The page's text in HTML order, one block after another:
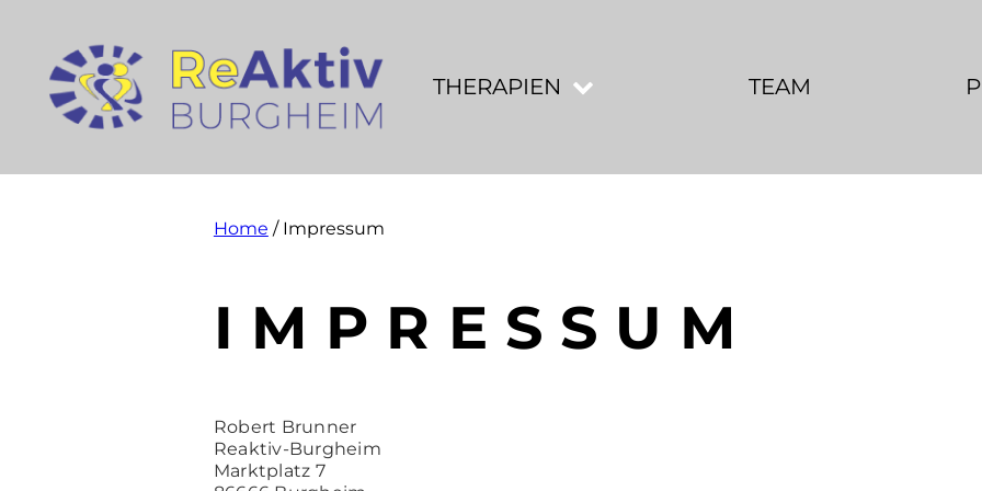
THERAPIEN TEAM
Home / Impressum
IMPRESSUM
Robert Brunner
Reaktiv-Burgheim
Marktplatz 7